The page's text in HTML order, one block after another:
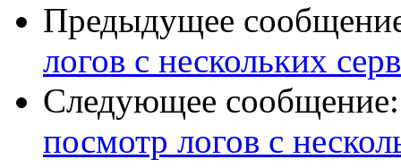
Предыдущее
логов с нескольких
Следующее
посмотр логов с